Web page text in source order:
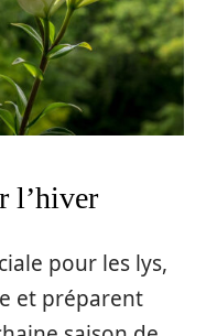
l’hiver
pour les lys,
et préparent